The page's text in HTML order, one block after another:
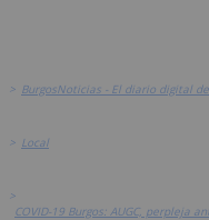
> BurgosNoticias - El diario digital
> Local
>
COVID-19 Burgos: AUGC, perpleja